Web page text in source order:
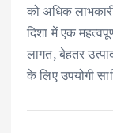
को अधिक
दिशा में एक
लागत, बेहतर
के लिए उपयोगी